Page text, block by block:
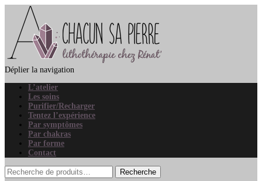
Déplier la navigation
L’atelier
Les soins
Purifier/Recharger
Tentez l’expérience
Par symptômes
Par chakras
Par forme
Contact